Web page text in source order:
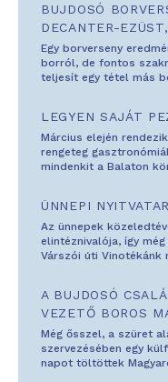
BUJDOSÓ
DECANTER-
Egy borverseny
borról, de fontos
teljesít egy tétel más
LEGYEN SAJÁT
Március elején
rengeteg
mindenkit a Balaton
ÜNNEPI
Az ünnepek
elintéznivalója, így
Várszói úti Vinotékánk
A BUJDOSÓ
VEZETŐ BOROS
Még ősszel, a szüret
szervezésében egy
napot töltöttek